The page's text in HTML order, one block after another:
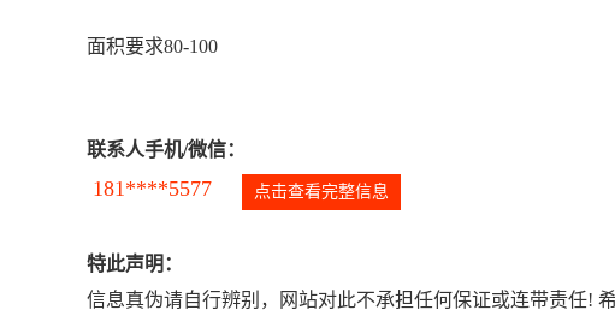
面积要求80-100
联系人手机/微信：
181****5577 点击查看完整信息
特此声明：
信息真伪请自行辨别，网站对此不承担任何保证或连带责任!